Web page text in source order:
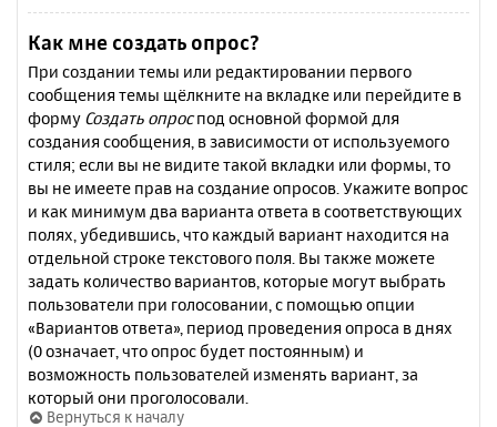
Как мне создать опрос?
При создании темы или редактировании первого
сообщения темы щёлкните на вкладке или перейдите в
форму Создать опроспод основной формой для
создания сообщения, в зависимости от используемого
стиля; если вы не видите такой вкладки или формы, то
вы не имеете прав на создание опросов. Укажите вопрос
и как минимум два варианта ответа в соответствующих
полях, убедившись, что каждый вариант находится на
отдельной строке текстового поля. Вы также можете
задать количество вариантов, которые могут выбрать
пользователи при голосовании, с помощью опции
«Вариантов ответа», период проведения опроса в днях
(0 означает, что опрос будет постоянным) и
возможность пользователей изменять вариант, за
который они проголосовали.
Вернуться к началу